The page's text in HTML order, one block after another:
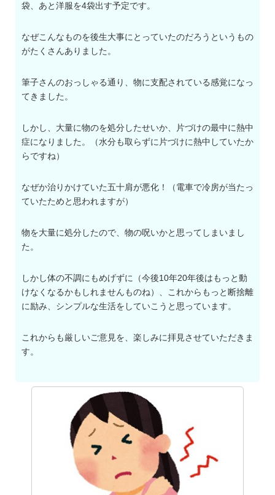
袋、あと洋服を4袋出す予定です。
なぜこんなものを後生大事にとっていたのだろうというもの
がたくさんありました。
筆子さんのおっしゃる通り、物に支配されている感覚になっ
てきました。
しかし、大量に物のを処分したせいか、片づけの最中に熱中
症になりました。（水分も取らずに片づけに熱中していたか
らですね）
なぜか治りかけていた五十肩が悪化！（電車で冷房が当たっ
ていたためと思われますが）
物を大量に処分したので、物の呪いかと思ってしまいまし
た。
しかし体の不調にもめげずに（今後10年20年後はもっと動
けなくなるかもしれませんものね）、これからもっと断捨離
に励み、シンプルな生活をしていこうと思っています。
これからも厳しいご意見を、楽しみに拝見させていただきま
す。